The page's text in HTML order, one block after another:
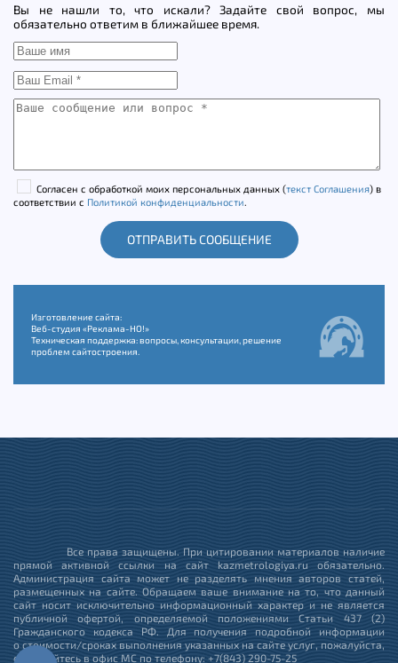
Вы не нашли то, что искали? Задайте свой вопрос, мы
обязательно ответим в ближайшее время.
Согласен с обработкой моих персональных данных (текст Соглашения) в
соответствии с Политикой конфиденциальности.
ОТПРАВИТЬ СООБЩЕНИЕ
Изготовление сайта:
Веб-студия «Реклама-НО!»
Техническая поддержка: вопросы, консультации, решение
проблем сайтостроения.
Все права защищены. При цитировании материалов наличие
прямой активной ссылки на сайт kazmetrologiya.ru обязательно.
Администрация сайта может не разделять мнения авторов статей,
размещенных на сайте. Обращаем ваше внимание на то, что данный
сайт носит исключительно информационный характер и не является
публичной офертой, определяемой положениями Статьи 437 (2)
Гражданского кодекса РФ. Для получения подробной информации
о стоимости/сроках выполнения указанных на сайте услуг, пожалуйста,
обращайтесь в офис МС по телефону: +7(843) 290-75-25